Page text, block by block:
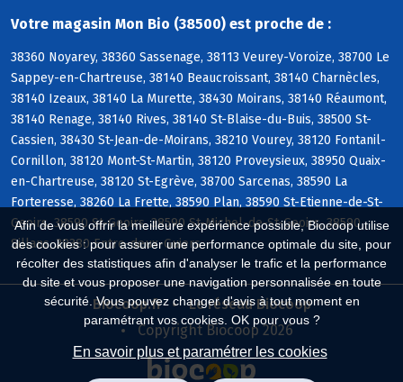
Afin de vous offrir la meilleure expérience possible, Biocoop utilise
des cookies : pour assurer une performance optimale du site, pour
récolter des statistiques afin d'analyser le trafic et la performance
du site et vous proposer une navigation personnalisée en toute
sécurité. Vous pouvez changer d'avis à tout moment en
paramétrant vos cookies. OK pour vous ?
En savoir plus et paramétrer les cookies
Votre magasin Mon Bio (38500) est proche de :
38360 Noyarey, 38360 Sassenage, 38113 Veurey-Voroize, 38700 Le
Sappey-en-Chartreuse, 38140 Beaucroissant, 38140 Charnècles,
38140 Izeaux, 38140 La Murette, 38430 Moirans, 38140 Réaumont,
38140 Renage, 38140 Rives, 38140 St-Blaise-du-Buis, 38500 St-
Cassien, 38430 St-Jean-de-Moirans, 38210 Vourey, 38120 Fontanil-
Cornillon, 38120 Mont-St-Martin, 38120 Proveysieux, 38950 Quaix-
en-Chartreuse, 38120 St-Egrève, 38700 Sarcenas, 38590 La
Forteresse, 38260 La Frette, 38590 Plan, 38590 St-Etienne-de-St-
Geoirs, 38590 St-Geoirs, 38590 St-Michel-de-St-Geoirs, 38590
Sillans, 38380 Entre-deux-Guiers
Biocoop.fr
Le réseau Biocoop
Copyright Biocoop 2026